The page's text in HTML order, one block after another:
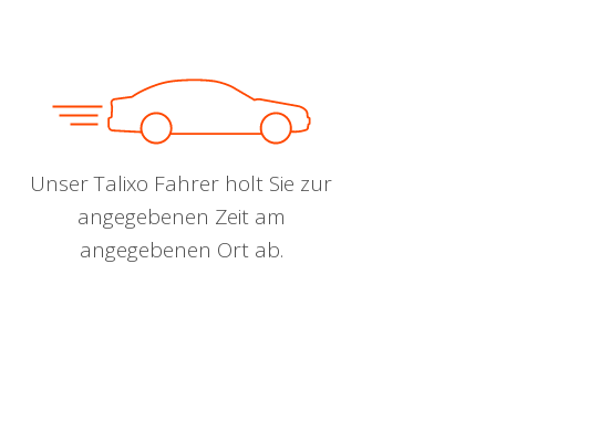
Unser Talixo Fahrer holt Sie zur
angegebenen Zeit am
angegebenen Ort ab.